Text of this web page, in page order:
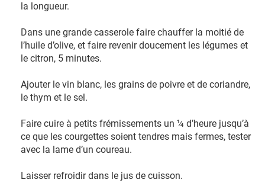
la longueur.
Dans une grande casserole faire chauffer la moitié de
l’huile d’olive, et faire revenir doucement les légumes et
le citron, 5 minutes.
Ajouter le vin blanc, les grains de poivre et de coriandre,
le thym et le sel.
Faire cuire à petits frémissements un ¼ d’heure jusqu’à
ce que les courgettes soient tendres mais fermes, tester
avec la lame d’un coureau.
Laisser refroidir dans le jus de cuisson.